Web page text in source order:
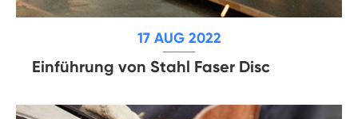
17 AUG 2022
Einführung von Stahl Faser Disc